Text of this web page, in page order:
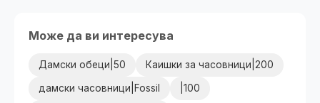
Може да ви интересува
Дамски обеци|50 Каишки за часовници|200
дамски часовници|Fossil |100